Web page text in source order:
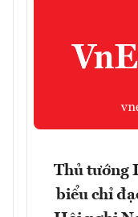
Thủ tướng
biểu chỉ